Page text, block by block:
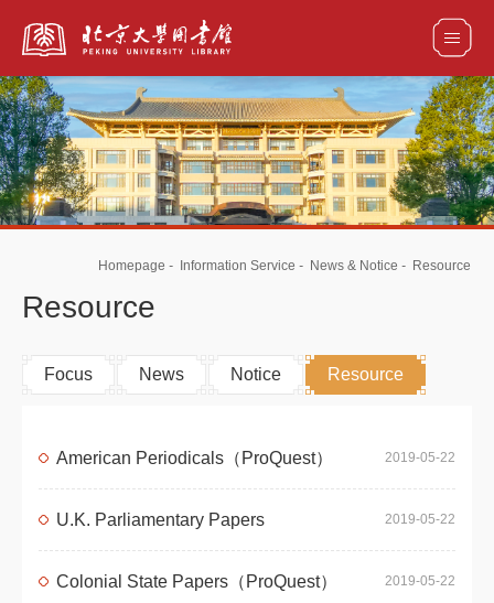
全部资源
Homepage - Information Service - News & Notice - Resource
Resource
Focus News Notice Resource
2019-05-22
American Periodicals（ProQuest）
2019-05-22
U.K. Parliamentary Papers
2019-05-22
Colonial State Papers（ProQuest）